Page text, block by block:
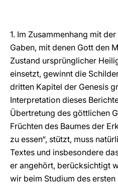
1. Im Zusammenhang mit
Gaben, mit denen Gott den
Zustand ursprünglicher
einsetzt, gewinnt die
dritten Kapitel der Genesis
Interpretation dieses
Übertretung des göttlichen
Früchten des Baumes der
zu essen“, stützt, muss
Textes und insbesondere
er angehört, berücksichtigt
wir beim Studium des